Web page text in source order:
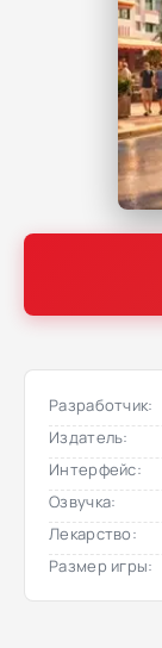
Разработчик:
Издатель:
Интерфейс:
Озвучка:
Лекарство:
Размер игры: